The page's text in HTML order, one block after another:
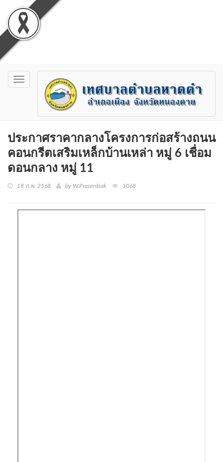
Toggle
navigation
ประกาศราคากลางโครงการก่อสร้างถนน
คอนกรีตเสริมเหล็กบ้านเหล่า หมู่ 6 เชื่อม
ดอนกลาง หมู่ 11
18 ก.พ. 2568 by W.Praserdsak 3068